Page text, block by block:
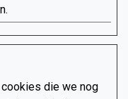
die we nog